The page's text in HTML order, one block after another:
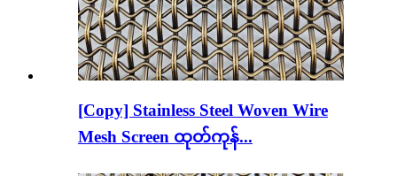
[Copy] Stainless Steel Woven Wire
Mesh Screen ထုတ်ကုန်...